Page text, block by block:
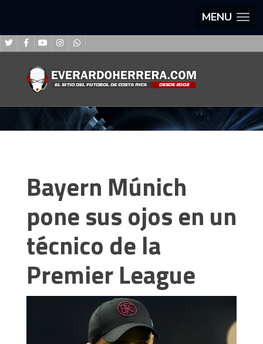
MENU
Bayern Múnich
pone sus ojos en un
técnico de la
Premier League